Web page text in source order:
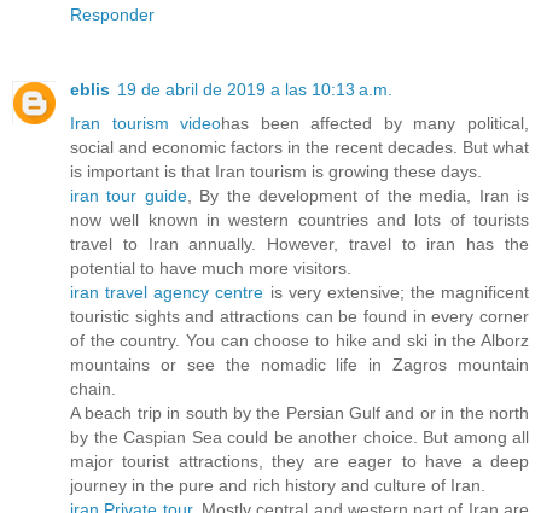
Responder
eblis 19 de abril de 2019 a las 10:13 a.m.
Iran tourism videohas been affected by many political,
social and economic factors in the recent decades. But what
is important is that Iran tourism is growing these days.
iran tour guide, By the development of the media, Iran is
now well known in western countries and lots of tourists
travel to Iran annually. However, travel to iran has the
potential to have much more visitors.
iran travel agency centre is very extensive; the magnificent
touristic sights and attractions can be found in every corner
of the country. You can choose to hike and ski in the Alborz
mountains or see the nomadic life in Zagros mountain
chain.
A beach trip in south by the Persian Gulf and or in the north
by the Caspian Sea could be another choice. But among all
major tourist attractions, they are eager to have a deep
journey in the pure and rich history and culture of Iran.